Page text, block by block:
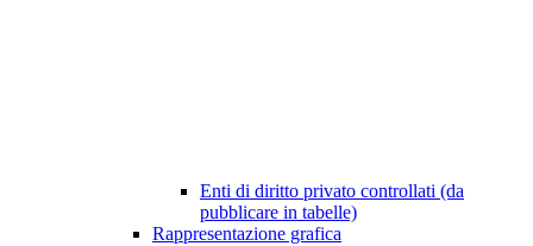
Enti di diritto privato controllati (da
pubblicare in tabelle)
Rappresentazione grafica